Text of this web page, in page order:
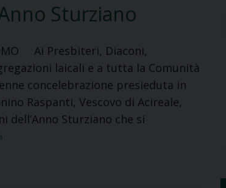
Sturziano
Ai Presbiteri, Diaconi,
laicali e a tutta la Comunità
concelebrazione presieduta in
Raspanti, Vescovo di Acireale,
dell’Anno Sturziano che si